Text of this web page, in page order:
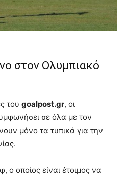
στον Ολυμπιακό
του goalpost.gr, οι
σε όλα με τον
μόνο τα τυπικά για την
ο οποίος είναι έτοιμος να